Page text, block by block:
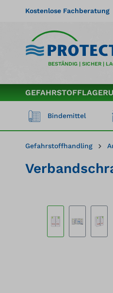
Zur Hauptnavigation
Kostenlose Fachberatung
BESTÄNDIG | SICHER |
Bindemittel
Gefahrstoffhandling